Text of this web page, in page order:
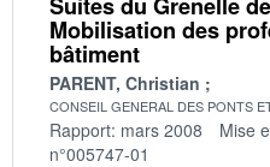
Mobilisation des
bâtiment
PARENT, Christian
CONSEIL GENERAL DES PONTS
Rapport: mars 2008 Mise
n°005747-01